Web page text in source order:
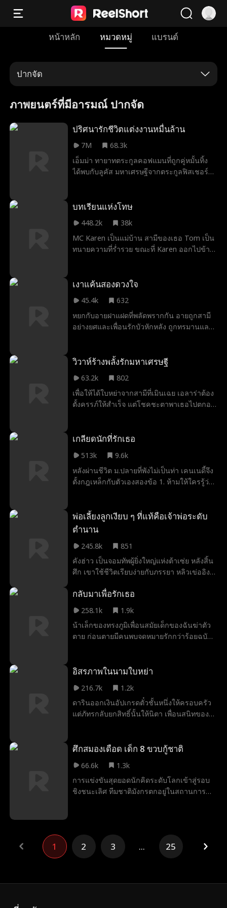
หน้าหลัก หมวดหมู่ แบรนด์
ปากจัด
ภาพยนตร์ที่มีอารมณ์ ปากจัด
ปริศนารักชีวิตแต่งงานหมื่นล้าน
7M
68.3k
เอ็มม่า ทายาทตระกูลคอฟแมนที่ถูกคู่หมั้นทิ้ง
ได้พบกับลูคัส มหาเศรษฐีจากตระกูลฟิสเชอร์ใน
เพื่อเป็นการเอาคืน เอ็มม่าจึงขอให้ลูคัสแกล้ง
เสนอการแต่งงานปลอมๆ แต่เอ็มม่าคิดว่าลูคัส
เป็นนักเต้นเปลื้องผ้าและผู้ชายขายตัว และลูคัส
ก็มองว่าเอ็มม่าเป็นแค่สาวสลัมเถื่อนๆ หน้าเงิน
เองอย่างระมัดระวังระหว่างใช้ชีวิตคู่ และต้อง
เสมอ ในระหว่างนั้น ไฟรักก็ค่อยๆ จุดประกาย
ปะทุขึ้น ปรับความเข้าใจกันใหม่ และเดินหน้าสู่
การแต่งงานที่แท้จริงในที่สุด
บทเรียนแห่งโทษ
448.2k
38k
MC Karen เป็นแม่บ้าน สามีของเธอ Tom เป็น
ทนายความที่ร่ำรวย ขณะที่ Karen ออกไปข้าง
ผู้มีจิตใจดีไปกับรถดับเพลิงเพื่อพา Anna ไปโรง
พวกเขาต้องพา Anna ไปห้องฉุกเฉินเพื่อผ่าตัด
โดยเร็วที่สุด รถดับเพลิงชนกับรถของ Karen
ขณะที่เธอกำลังกลับจากการนอกใจสามี เธอ
พยาบาล รวมถึงคนที่ผ่านไปมา พยายามให้เธอ
กำลังพยายามช่วยลูกสาวของเธอเอง
เงาแค้นสองดวงใจ
45.4k
632
หยกกับอายฝาแฝดที่พลัดพรากกัน อายถูกสามี
อย่างยศและเพื่อนรักบัวหักหลัง ถูกทรมานและ
เพื่อแก้แค้น โดยไม่รู้ว่าอายยังมีชีวิตอยู่ ผ่าน
พบว่ามีอีกคน กำลังสวมรอยเป็นเธอ นั่นคือหยก
พี่สาวที่เธอจำไม่ได้ขณะที่ยศกับบัวใช้เล่ห์กลปั่น
ให้สองพี่น้องแตกแยก สองพี่น้องจะคืนดีกันทัน
วิวาห์ร้างพลั้งรักมหาเศรษฐี
63.2k
802
เพื่อให้ได้ใบหย่าจากสามีที่เมินเฉย เอลาร่าต้อง
ตั้งครรภ์ให้สำเร็จ แต่โชคชะตาพาเธอไปตกอยู่
สามีเธอ ความลับจะแตกเมื่อไร และเธอจะรู้ตัว
จังหวะที่ผิดที่สุด
เกลียดนักที่รักเธอ
513k
9.6k
หลังผ่านชีวิต ม.ปลายที่พังไม่เป็นท่า เคนเนดี้จึง
ตั้งกฎเหล็กกับตัวเองสองข้อ 1. ห้ามให้ใครรู้ว่า
มาในชีวิตเธอด้วยเสน่ห์อันร้ายกาจที่ทั้งน่า
หงุดหงิดแต่ก็เกินจะต้านทาน กฎเหล็กทั้งสอง
พ่อเลี้ยงลูกเงียบ ๆ ที่แท้คือเจ้าพ่อระดับ
ตำนาน
245.8k
851
คังฮ่าว เป็นจอมทัพผู้ยิ่งใหญ่แห่งต้าเซ่ย หลังสิ้น
ศึก เขาใช้ชีวิตเรียบง่ายกับภรรยา หลิวเข่ออิง
หลังคลอดลูกสาว ซือซือ ทิ้งให้เขาเลี้ยงลูกตาม
ลำพัง ห้าปีต่อมา เมื่อรู้ว่าเข่ออิงถูกบังคับให้
แต่งงานกับทายาทตระกูลหลี่ คังฮ่าวจึงพาลูกบุก
งานเลี้ยง เปิดเผยตัวตนเทพสงครามกลางงาน
และช่วยภรรยากลับมาได้สำเร็จ ครอบครัวกลับ
ผิดกับพ่อจนเกิดรอยร้าวในครอบครัว
กลับมาเพื่อรักเธอ
258.1k
1.9k
น้าเล็กของทรงภูมิเพื่อนสมัยเด็กของฉันฆ่าตัว
ตาย ก่อนตายมีคนพบจดหมายรักกว่าร้อยฉบับที่
กลับมาใช้ชีวิตใหม่อีกครั้ง ตอนที่แม่ถามว่าจะ
เลือกแต่งงานกับอาเล็กของเขาแทน ฉันมีความ
ลับอยู่อย่างหนึ่ง คือฉันเป็นคนที่กลับมาเกิดใหม่
ชาติก่อน ฉันเลือกแต่งงานกับทรงภูมิ เพื่อนที่โต
ทรงภูมิกลับเลือกไปหารักแรกของเขา เพียง
แล้วทิ้งฉันที่กำลังตกเลือดไว้ สุดท้ายฉันก็ตาย
จากไปพร้อมลูกในท้องเพราะเสียเลือดมาก หลัง
ฉันตาย นอกจากทรงภูมิจะไม่เสียน้ำตาแม้แต่
อยู่ในวันที่แม่ถามว่าอยากแต่งงานกับใคร...
อิสรภาพในนามใบหย่า
216.7k
1.2k
ดารินออกเงินอัปเกรดตั๋วชั้นหนึ่งให้ครอบครัว
แต่ภัทรกลับยกสิทธิ์นั้นให้นิตา เพื่อนสนิทของ
ยกเลิกทริป ลบบล็อกทุกคน และยื่นใบหย่า
หลังหย่า เธอได้อิสรภาพคืน ขณะที่ครอบครัว
ธารทองกลับล่มสลาย ส่วนเธอก็เริ่มต้นชีวิตใหม่
อย่างสง่างามและแข็งแกร่ง
ศึกสมองเดือด เด็ก 8 ขวบกู้ชาติ
66.6k
1.3k
การแข่งขันสุดยอดนักคิดระดับโลกเข้าสู่รอบ
ชิงชนะเลิศ ทีมชาติมังกรตกอยู่ในสถานการณ์
ฉลาดนำทุกคนเอาชนะคู่ต่อสู้ คว้าตำแหน่งสุด
ยอดนักคิดมาให้ประเทศมังกรได้สำเร็จ อีกทั้งยัง
มีการแสดงความสามารถทางสมองอันน่าทึ่ง
1 2 3 ... 25